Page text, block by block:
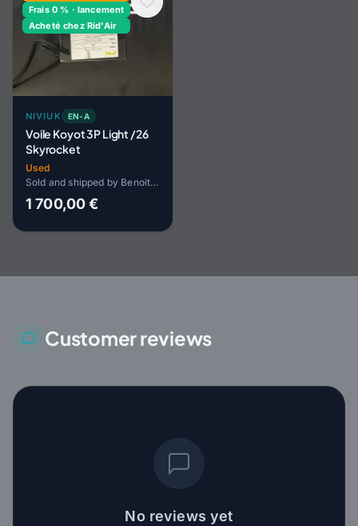
Frais 0 % · lancement
Acheté chez Rid'Air
NIVIUK EN-A
Voile Koyot 3P Light /26
Skyrocket
Used
Sold and shipped by Benoit HOPP
1 700,00 €
Customer reviews
No reviews yet